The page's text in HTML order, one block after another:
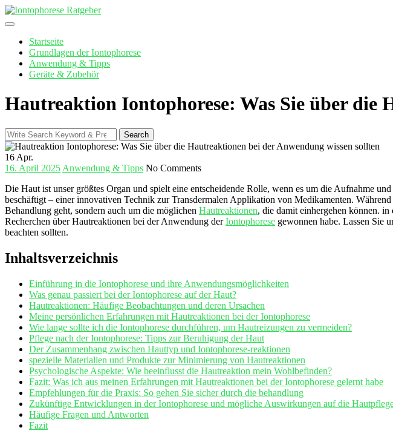
Skip
to
Startseite
Grundlagen der Iontophorese
Anwendung & Tipps
Geräte & Zubehör
Hautreaktion Iontophorese: Was Sie über die
Search
for:
Search
16 Apr.
16. April 2025 Anwendung & Tipps No Comments
Die⁤ Haut ist unser größtes Organ und spielt eine entscheidende Rolle,⁣ wenn es ‌um die Aufnahme
beschäftigt – einer innovativen Technik​ zur Transdermalen Applikation⁣ von Medikamenten.
Behandlung geht, sondern auch um die möglichen Hautreaktionen, die damit einhergehen können.
Recherchen⁢ über Hautreaktionen bei der Anwendung ⁣der ‍Iontophorese gewonnen habe.‍ Lassen Sie
beachten​ sollten.
Inhaltsverzeichnis
Einführung in die Iontophorese und ⁢ihre Anwendungsmöglichkeiten
Was genau passiert bei der Iontophorese auf der Haut?
Hautreaktionen: Häufige Beobachtungen und ‌deren⁢ Ursachen
Meine persönlichen Erfahrungen​ mit ​Hautreaktionen bei der⁣ Iontophorese
Wie lange ​sollte ich die Iontophorese durchführen,⁣ um Hautreizungen zu vermeiden?
Pflege nach der Iontophorese: Tipps‍ zur Beruhigung der Haut
Der Zusammenhang zwischen Hauttyp und Iontophorese-reaktionen
spezielle Materialien und Produkte zur Minimierung von Hautreaktionen
Psychologische Aspekte: Wie beeinflusst die Hautreaktion mein Wohlbefinden?
Fazit: Was ich aus meinen Erfahrungen mit Hautreaktionen bei der Iontophorese gelernt habe
Empfehlungen für die Praxis: So gehen Sie ⁤sicher durch die behandlung
Zukünftige ​Entwicklungen in der ‍Iontophorese und mögliche Auswirkungen auf die
Häufige⁤ Fragen und Antworten
Fazit